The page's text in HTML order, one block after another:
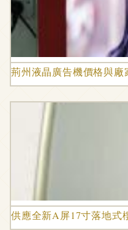
荊州液晶廣告機價格與
供應全新A屏17寸落地式